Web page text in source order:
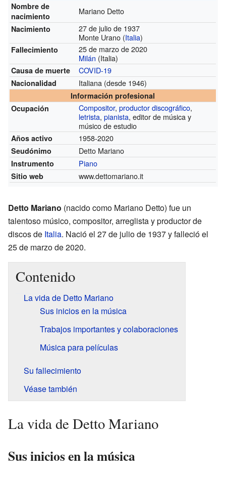
Nombre de
nacimiento
Mariano Detto
Nacimiento
27 de julio de 1937
Monte Urano (Italia)
Fallecimiento
25 de marzo de 2020
Milán (Italia)
Causa de muerte COVID-19
Nacionalidad Italiana (desde 1946)
Información profesional
Ocupación
Compositor,productor discográfico,
letrista,pianista, editor de música y
músico de estudio
Años activo 1958-2020
Seudónimo Detto Mariano
Instrumento Piano
Sitio web www.dettomariano.it
Detto Mariano (nacido como Mariano Detto) fue un
talentoso músico, compositor, arreglista y productor de
discos de Italia. Nació el 27 de julio de 1937 y falleció el
25 de marzo de 2020.
Contenido
La vida de Detto Mariano
Sus inicios en la música
Trabajos importantes y colaboraciones
Música para películas
Su fallecimiento
Véase también
La vida de Detto Mariano
Sus inicios en la música